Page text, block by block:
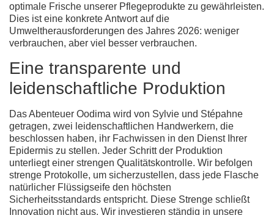
optimale Frische unserer Pflegeprodukte zu gewährleisten.
Dies ist eine konkrete Antwort auf die
Umweltherausforderungen des Jahres 2026: weniger
verbrauchen, aber viel besser verbrauchen.
Eine transparente und
leidenschaftliche Produktion
Das Abenteuer Oodima wird von Sylvie und Stépahne
getragen, zwei leidenschaftlichen Handwerkern, die
beschlossen haben, ihr Fachwissen in den Dienst Ihrer
Epidermis zu stellen. Jeder Schritt der Produktion
unterliegt einer strengen Qualitätskontrolle. Wir befolgen
strenge Protokolle, um sicherzustellen, dass jede Flasche
natürlicher Flüssigseife den höchsten
Sicherheitsstandards entspricht. Diese Strenge schließt
Innovation nicht aus. Wir investieren ständig in unsere